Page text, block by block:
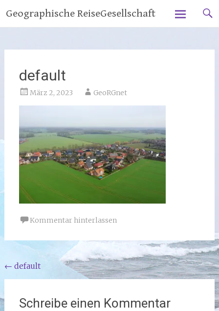
Inhalt
springen
Geographische ReiseGesellschaft
default
März 2, 2023 GeoRGnet
Kommentar hinterlassen
Beitragsnavigation
← default
Schreibe einen Kommentar